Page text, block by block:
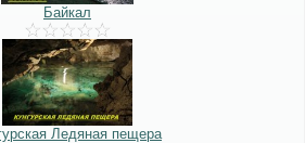
Байкал
Ледяная пещера